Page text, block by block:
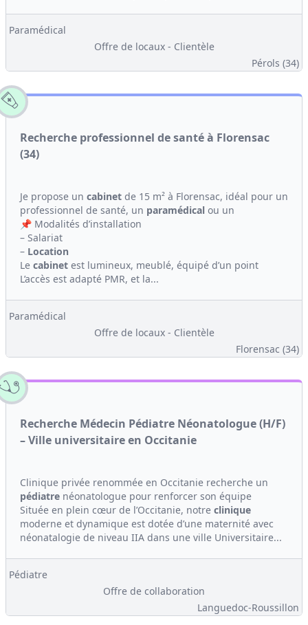
Paramédical
Offre de locaux - Clientèle
Pérols (34)
Recherche professionnel de santé à Florensac
(34)
Je propose un cabinet de 15 m² à Florensac, idéal pour un
professionnel de santé, un paramédical ou un
📌 Modalités d’installation
– Salariat
– Location
Le cabinet est lumineux, meublé, équipé d’un point
L’accès est adapté PMR, et la...
Paramédical
Offre de locaux - Clientèle
Florensac (34)
Recherche Médecin Pédiatre Néonatologue (H/F)
– Ville universitaire en Occitanie
Clinique privée renommée en Occitanie recherche un
pédiatre néonatologue pour renforcer son équipe
Située en plein cœur de l’Occitanie, notre clinique
moderne et dynamique est dotée d’une maternité avec
néonatalogie de niveau IIA dans une ville Universitaire...
Pédiatre
Offre de collaboration
Languedoc-Roussillon